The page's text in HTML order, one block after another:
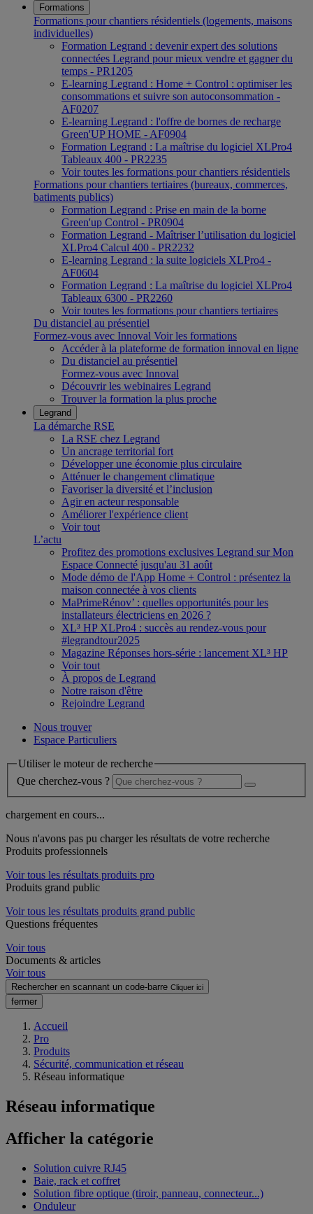
Formations
Formations pour chantiers résidentiels (logements, maisons
individuelles)
Formation Legrand : devenir expert des solutions
connectées Legrand pour mieux vendre et gagner du
temps - PR1205
E-learning Legrand : Home + Control : optimiser les
consommations et suivre son autoconsommation -
AF0207
E-learning Legrand : l'offre de bornes de recharge
Green'UP HOME - AF0904
Formation Legrand : La maîtrise du logiciel XLPro4
Tableaux 400 - PR2235
Voir toutes les formations pour chantiers résidentiels
Formations pour chantiers tertiaires (bureaux, commerces,
batiments publics)
Formation Legrand : Prise en main de la borne
Green'up Control - PR0904
Formation Legrand - Maîtriser l’utilisation du logiciel
XLPro4 Calcul 400 - PR2232
E-learning Legrand : la suite logiciels XLPro4 -
AF0604
Formation Legrand : La maîtrise du logiciel XLPro4
Tableaux 6300 - PR2260
Voir toutes les formations pour chantiers tertiaires
Du distanciel au présentiel
Formez-vous avec Innoval Voir les formations
Accéder à la plateforme de formation innoval en ligne
Du distanciel au présentiel
Formez-vous avec Innoval
Découvrir les webinaires Legrand
Trouver la formation la plus proche
Legrand
La démarche RSE
La RSE chez Legrand
Un ancrage territorial fort
Développer une économie plus circulaire
Atténuer le changement climatique
Favoriser la diversité et l’inclusion
Agir en acteur responsable
Améliorer l'expérience client
Voir tout
L’actu
Profitez des promotions exclusives Legrand sur Mon
Espace Connecté jusqu'au 31 août
Mode démo de l'App Home + Control : présentez la
maison connectée à vos clients
MaPrimeRénov’ : quelles opportunités pour les
installateurs électriciens en 2026 ?
XL³ HP XLPro4 : succès au rendez-vous pour
#legrandtour2025
Magazine Réponses hors-série : lancement XL³ HP
Voir tout
À propos de Legrand
Notre raison d'être
Rejoindre Legrand
Nous trouver
Espace Particuliers
Utiliser le moteur de recherche
Que cherchez-vous ?
chargement en cours...
Nous n'avons pas pu charger les résultats de votre recherche
Produits professionnels
Voir tous les résultats produits pro
Produits grand public
Voir tous les résultats produits grand public
Questions fréquentes
Voir tous
Documents & articles
Voir tous
Rechercher en scannant un code-barre Cliquer ici
fermer
Accueil
Pro
Produits
Sécurité, communication et réseau
Réseau informatique
Réseau informatique
Afficher la catégorie
Solution cuivre RJ45
Baie, rack et coffret
Solution fibre optique (tiroir, panneau, connecteur...)
Onduleur